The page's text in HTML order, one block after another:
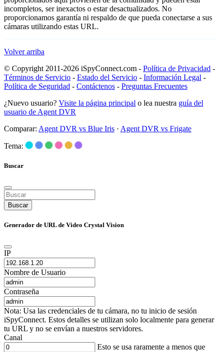
incompletos, ser inexactos o estar desactualizados. No
proporcionamos garantía ni respaldo de que pueda conectarse a sus
cámaras utilizando estas URL.
Volver arriba
© Copyright 2011-2026 iSpyConnect.com - Política de Privacidad -
Términos de Servicio - Estado del Servicio - Información Legal -
Política de Seguridad - Contáctenos - Preguntas Frecuentes
¿Nuevo usuario? Visite la página principal o lea nuestra guía del
usuario de Agent DVR
Comparar: Agent DVR vs Blue Iris · Agent DVR vs Frigate
Tema:
Buscar
Buscar
Generador de URL de Video Crystal Vision
IP
Nombre de Usuario
Contraseña
Nota: Usa las credenciales de tu cámara, no tu inicio de sesión
iSpyConnect. Estos detalles se utilizan solo localmente para generar
tu URL y no se envían a nuestros servidores.
Canal
Esto se usa raramente a menos que